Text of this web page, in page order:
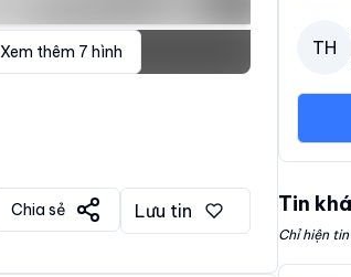
Xem thêm 7 hình
Chia sẻ Lưu tin
TH
Tin
Chỉ hiện